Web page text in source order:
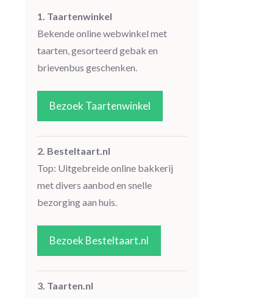
1. Taartenwinkel
Bekende online webwinkel met
taarten, gesorteerd gebak en
brievenbus geschenken.
Bezoek Taartenwinkel
2. Besteltaart.nl
Top: Uitgebreide online bakkerij
met divers aanbod en snelle
bezorging aan huis.
Bezoek Besteltaart.nl
3. Taarten.nl